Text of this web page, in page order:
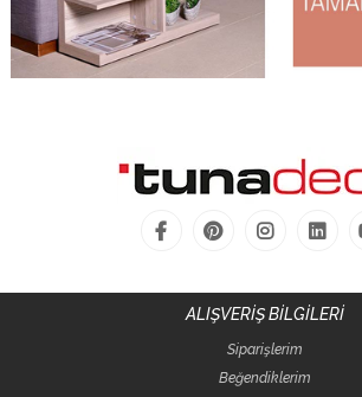
ALIŞVERİŞ BİLGİLERİ
Siparişlerim
Beğendiklerim